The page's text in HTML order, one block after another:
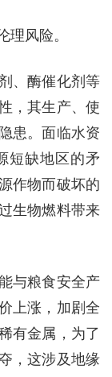
理风险。
、酶催化剂等
，其生产、使
患。面临水资
短缺地区的矛
作物而破坏的
生物燃料带来
与粮食安全产
上涨，加剧全
有金属，为了
，这涉及地缘